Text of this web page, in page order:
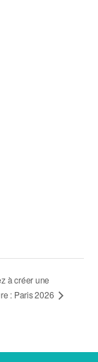
à créer une
: Paris 2026